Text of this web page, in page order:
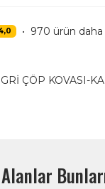
• 970 ürün daha
ÇÖP KOVASI-